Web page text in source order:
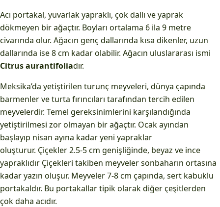
Acı portakal, yuvarlak yapraklı, çok dallı ve yaprak
dökmeyen bir ağaçtır. Boyları ortalama 6 ila 9 metre
civarında olur. Ağacın genç dallarında kısa dikenler, uzun
dallarında ise 8 cm kadar olabilir. Ağacın uluslararası ismi
Citrus aurantifoliadır.
Meksika’da yetiştirilen turunç meyveleri, dünya çapında
barmenler ve turta fırıncıları tarafından tercih edilen
meyvelerdir. Temel gereksinimlerini karşılandığında
yetiştirilmesi zor olmayan bir ağaçtır. Ocak ayından
başlayıp nisan ayına kadar yeni yapraklar
oluşturur. Çiçekler 2.5-5 cm genişliğinde, beyaz ve ince
yapraklıdır Çiçekleri takiben meyveler sonbaharın ortasına
kadar yazın oluşur. Meyveler 7-8 cm çapında, sert kabuklu
portakaldır. Bu portakallar tipik olarak diğer çeşitlerden
çok daha acıdır.